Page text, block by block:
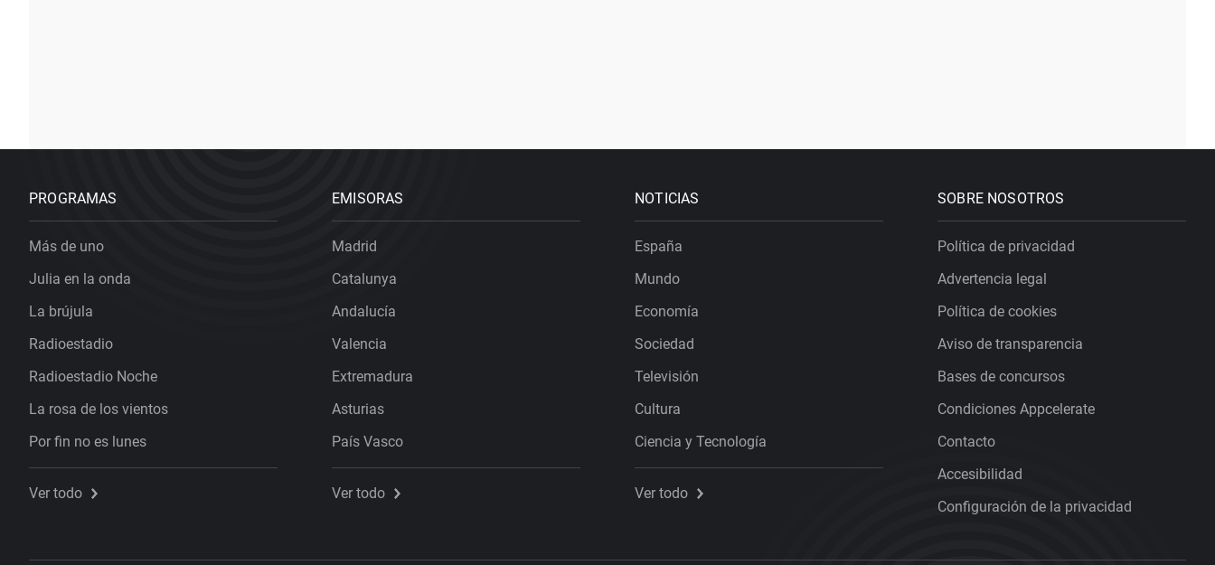
PROGRAMAS
Más de uno
Julia en la onda
La brújula
Radioestadio
Radioestadio Noche
La rosa de los vientos
Por fin no es lunes
Ver todo
EMISORAS
Madrid
Catalunya
Andalucía
Valencia
Extremadura
Asturias
País Vasco
Ver todo
NOTICIAS
España
Mundo
Economía
Sociedad
Televisión
Cultura
Ciencia y Tecnología
Ver todo
SOBRE NOSOTROS
Política de privacidad
Advertencia legal
Política de cookies
Aviso de transparencia
Bases de concursos
Condiciones Appcelerate
Contacto
Accesibilidad
Configuración de la privacidad